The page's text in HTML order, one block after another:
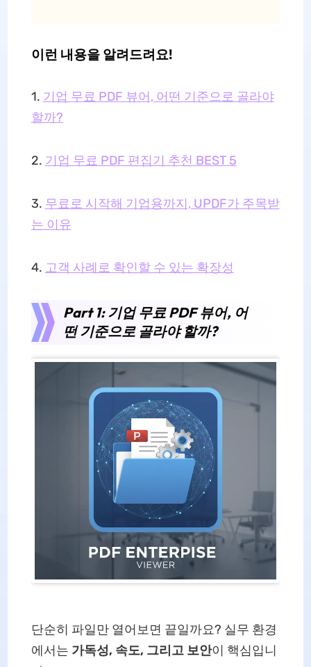
이런 내용을 알려드려요!
1. 기업 무료 PDF 뷰어, 어떤 기준으로 골라야
할까?
2. 기업 무료 PDF 편집기 추천 BEST 5
3. 무료로 시작해 기업용까지, UPDF가 주목받
는 이유
4. 고객 사례로 확인할 수 있는 확장성
Part 1: 기업 무료 PDF 뷰어, 어
떤 기준으로 골라야 할까?
단순히 파일만 열어보면 끝일까요? 실무 환경
에서는 가독성, 속도, 그리고 보안이 핵심입니